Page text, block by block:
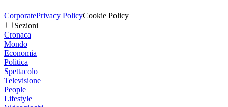
CorporatePrivacy PolicyCookie Policy
Sezioni
Cronaca
Mondo
Economia
Politica
Spettacolo
Televisione
People
Lifestyle